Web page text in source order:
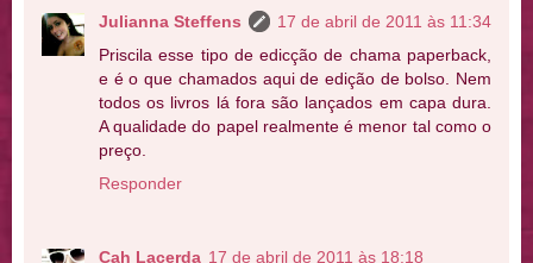
Julianna Steffens
17 de abril de 2011 às 11:34
Priscila esse tipo de edicção de chama paperback,
e é o que chamados aqui de edição de bolso. Nem
todos os livros lá fora são lançados em capa dura.
A qualidade do papel realmente é menor tal como o
preço.
Responder
Cah Lacerda 17 de abril de 2011 às 18:18